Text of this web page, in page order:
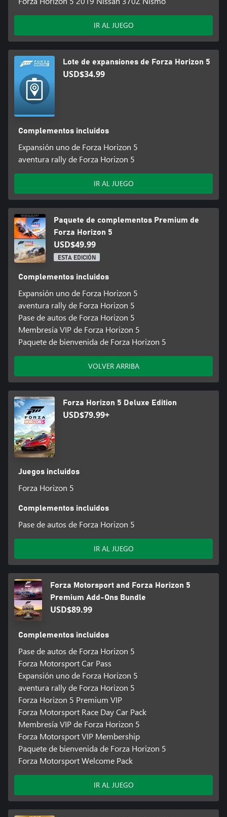
IR AL JUEGO
Lote de expansiones de Forza Horizon 5
USD$34.99
Complementos incluidos
Expansión uno de Forza Horizon 5
aventura rally de Forza Horizon 5
IR AL JUEGO
Paquete de complementos Premium de
Forza Horizon 5
USD$49.99
ESTA EDICIÓN
Complementos incluidos
Expansión uno de Forza Horizon 5
aventura rally de Forza Horizon 5
Pase de autos de Forza Horizon 5
Membresía VIP de Forza Horizon 5
Paquete de bienvenida de Forza Horizon 5
VOLVER ARRIBA
Forza Horizon 5 Deluxe Edition
USD$79.99+
Juegos incluidos
Forza Horizon 5
Complementos incluidos
Pase de autos de Forza Horizon 5
IR AL JUEGO
Forza Motorsport and Forza Horizon 5
Premium Add-Ons Bundle
USD$89.99
Complementos incluidos
Pase de autos de Forza Horizon 5
Forza Motorsport Car Pass
Expansión uno de Forza Horizon 5
aventura rally de Forza Horizon 5
Forza Horizon 5 Premium VIP
Forza Motorsport Race Day Car Pack
Membresía VIP de Forza Horizon 5
Forza Motorsport VIP Membership
Paquete de bienvenida de Forza Horizon 5
Forza Motorsport Welcome Pack
IR AL JUEGO